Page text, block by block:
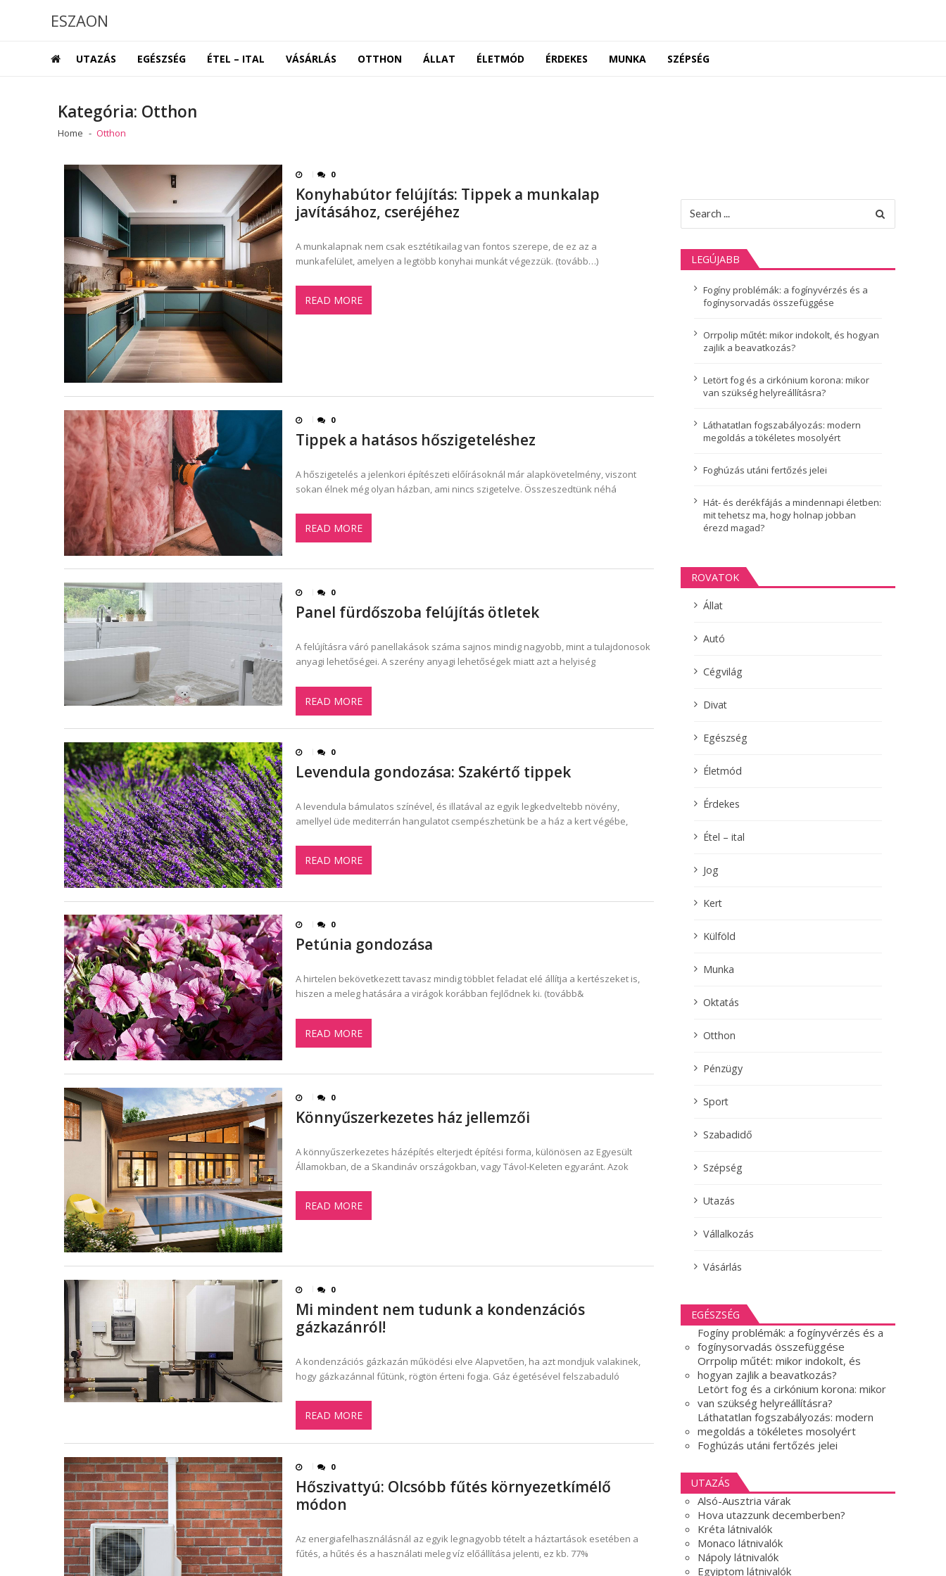
ESZAON
UTAZÁS EGÉSZSÉG ÉTEL – ITAL VÁSÁRLÁS OTTHON ÁLLAT ÉLETMÓD ÉRDEKES MUNKA SZÉPSÉG
Kategória: Otthon
Home Otthon
0
Konyhabútor felújítás: Tippek a munkalap
javításához, cseréjéhez
A munkalapnak nem csak esztétikailag van fontos szerepe, de ez az a
munkafelület, amelyen a legtöbb konyhai munkát végezzük. (tovább…)
READ MORE
0
Tippek a hatásos hőszigeteléshez
A hőszigetelés a jelenkori építészeti előírásoknál már alapkövetelmény, viszont
sokan élnek még olyan házban, ami nincs szigetelve. Összeszedtünk néhá
READ MORE
0
Panel fürdőszoba felújítás ötletek
A felújításra váró panellakások száma sajnos mindig nagyobb, mint a tulajdonosok
anyagi lehetőségei. A szerény anyagi lehetőségek miatt azt a helyiség
READ MORE
0
Levendula gondozása: Szakértő tippek
A levendula bámulatos színével, és illatával az egyik legkedveltebb növény,
amellyel üde mediterrán hangulatot csempészhetünk be a ház a kert végébe,
READ MORE
0
Petúnia gondozása
A hirtelen bekövetkezett tavasz mindig többlet feladat elé állítja a kertészeket is,
hiszen a meleg hatására a virágok korábban fejlődnek ki. (tovább&
READ MORE
0
Könnyűszerkezetes ház jellemzői
A könnyűszerkezetes házépítés elterjedt építési forma, különösen az Egyesült
Államokban, de a Skandináv országokban, vagy Távol-Keleten egyaránt. Azok
READ MORE
0
Mi mindent nem tudunk a kondenzációs
gázkazánról!
A kondenzációs gázkazán működési elve Alapvetően, ha azt mondjuk valakinek,
hogy gázkazánnal fűtünk, rögtön érteni fogja. Gáz égetésével felszabaduló
READ MORE
0
Hőszivattyú: Olcsóbb fűtés környezetkímélő
módon
Az energiafelhasználásnál az egyik legnagyobb tételt a háztartások esetében a
fűtés, a hűtés és a használati meleg víz előállítása jelenti, ez kb. 77%
for:
LEGÚJABB
Fogíny problémák: a fogínyvérzés és a
fogínysorvadás összefüggése
Orrpolip műtét: mikor indokolt, és hogyan
zajlik a beavatkozás?
Letört fog és a cirkónium korona: mikor
van szükség helyreállításra?
Láthatatlan fogszabályozás: modern
megoldás a tökéletes mosolyért
Foghúzás utáni fertőzés jelei
Hát- és derékfájás a mindennapi életben:
mit tehetsz ma, hogy holnap jobban
érezd magad?
ROVATOK
Állat
Autó
Cégvilág
Divat
Egészség
Életmód
Érdekes
Étel – ital
Jog
Kert
Külföld
Munka
Oktatás
Otthon
Pénzügy
Sport
Szabadidő
Szépség
Utazás
Vállalkozás
Vásárlás
EGÉSZSÉG
Fogíny problémák: a fogínyvérzés és a
fogínysorvadás összefüggése
Orrpolip műtét: mikor indokolt, és
hogyan zajlik a beavatkozás?
Letört fog és a cirkónium korona: mikor
van szükség helyreállításra?
Láthatatlan fogszabályozás: modern
megoldás a tökéletes mosolyért
Foghúzás utáni fertőzés jelei
UTAZÁS
Alsó-Ausztria várak
Hova utazzunk decemberben?
Kréta látnivalók
Monaco látnivalók
Nápoly látnivalók
Egyiptom látnivalók